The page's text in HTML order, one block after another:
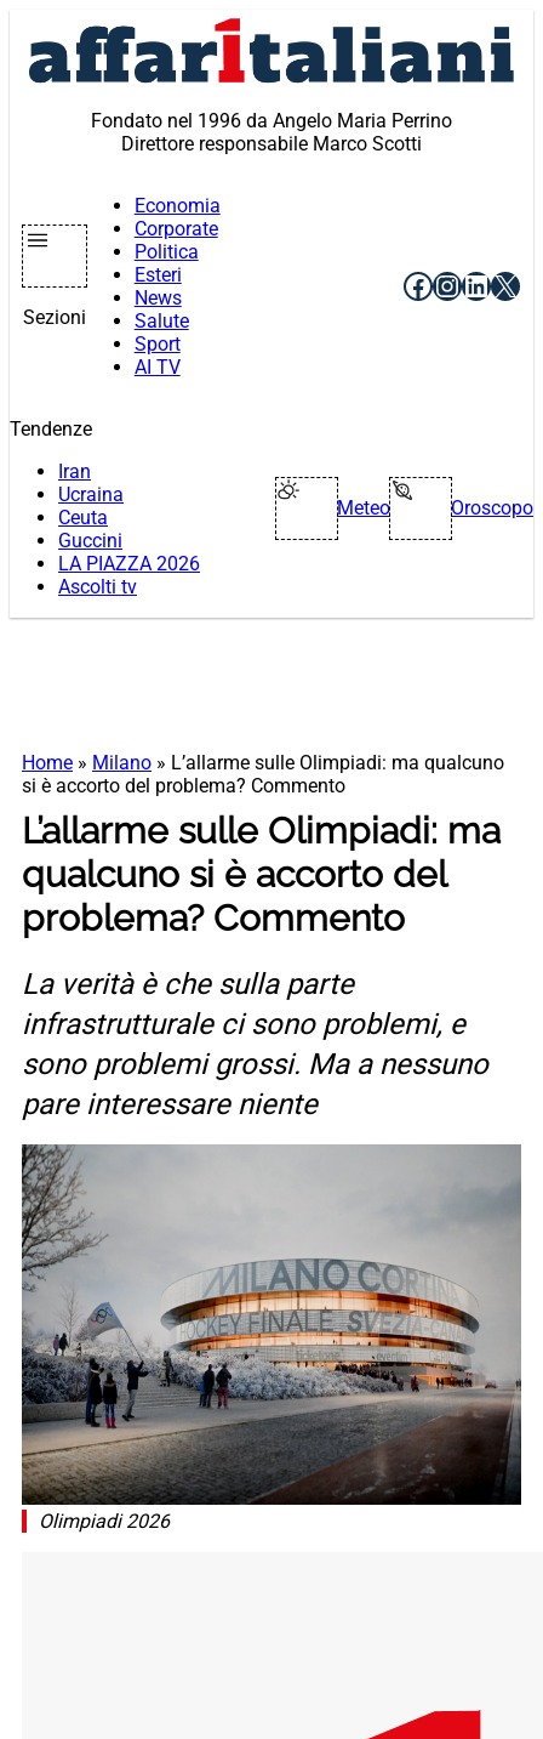
contenuto
Fondato nel 1996 da Angelo Maria Perrino
Direttore responsabile Marco Scotti
Sezioni
Economia
Corporate
Politica
Esteri
News
Salute
Sport
AI TV
Facebook
X
Tendenze
Iran
Ucraina
Ceuta
Guccini
LA PIAZZA 2026
Ascolti tv
Meteo Oroscopo
Home » Milano » L’allarme sulle Olimpiadi: ma qualcuno
si è accorto del problema? Commento
L’allarme sulle Olimpiadi: ma
qualcuno si è accorto del
problema? Commento
La verità è che sulla parte
infrastrutturale ci sono problemi, e
sono problemi grossi. Ma a nessuno
pare interessare niente
Olimpiadi 2026